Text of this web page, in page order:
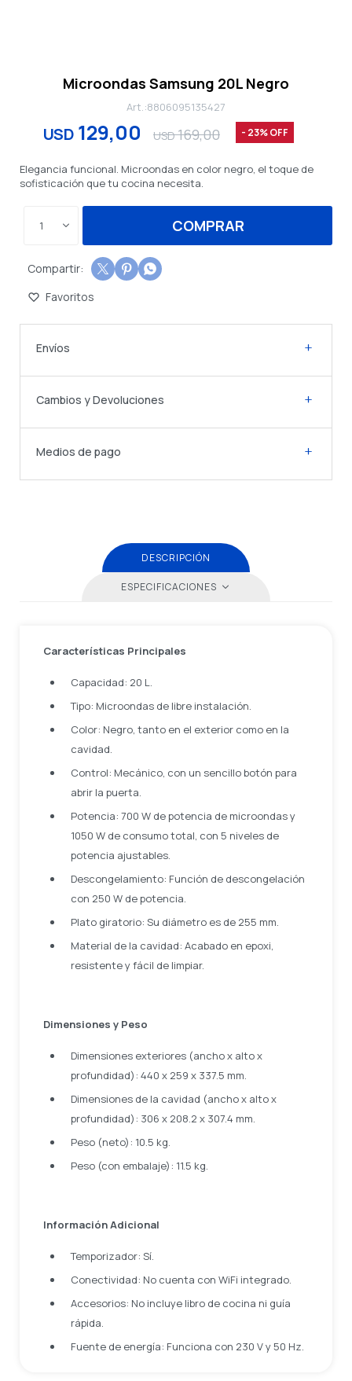
Microondas Samsung 20L Negro
8806095135427
USD 129,00 USD169,00 23
Elegancia funcional. Microondas en color negro, el toque de
sofisticación que tu cocina necesita.
1 COMPRAR
  
Envíos
Cambios y Devoluciones
Medios de pago
DESCRIPCIÓN
ESPECIFICACIONES
Características Principales
Capacidad: 20 L.
Tipo: Microondas de libre instalación.
Color: Negro, tanto en el exterior como en la
cavidad.
Control: Mecánico, con un sencillo botón para
abrir la puerta.
Potencia: 700 W de potencia de microondas y
1050 W de consumo total, con 5 niveles de
potencia ajustables.
Descongelamiento: Función de descongelación
con 250 W de potencia.
Plato giratorio: Su diámetro es de 255 mm.
Material de la cavidad: Acabado en epoxi,
resistente y fácil de limpiar.
Dimensiones y Peso
Dimensiones exteriores (ancho x alto x
profundidad): 440 x 259 x 337.5 mm.
Dimensiones de la cavidad (ancho x alto x
profundidad): 306 x 208.2 x 307.4 mm.
Peso (neto): 10.5 kg.
Peso (con embalaje): 11.5 kg.
Información Adicional
Temporizador: Sí.
Conectividad: No cuenta con WiFi integrado.
Accesorios: No incluye libro de cocina ni guía
rápida.
Fuente de energía: Funciona con 230 V y 50 Hz.